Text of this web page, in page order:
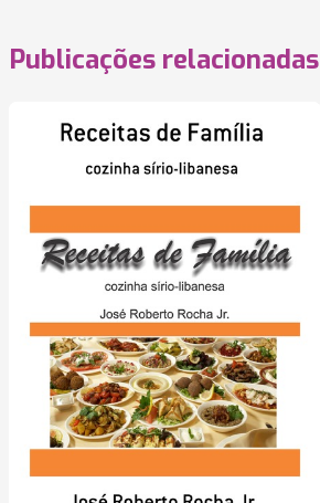
Publicações relacionadas